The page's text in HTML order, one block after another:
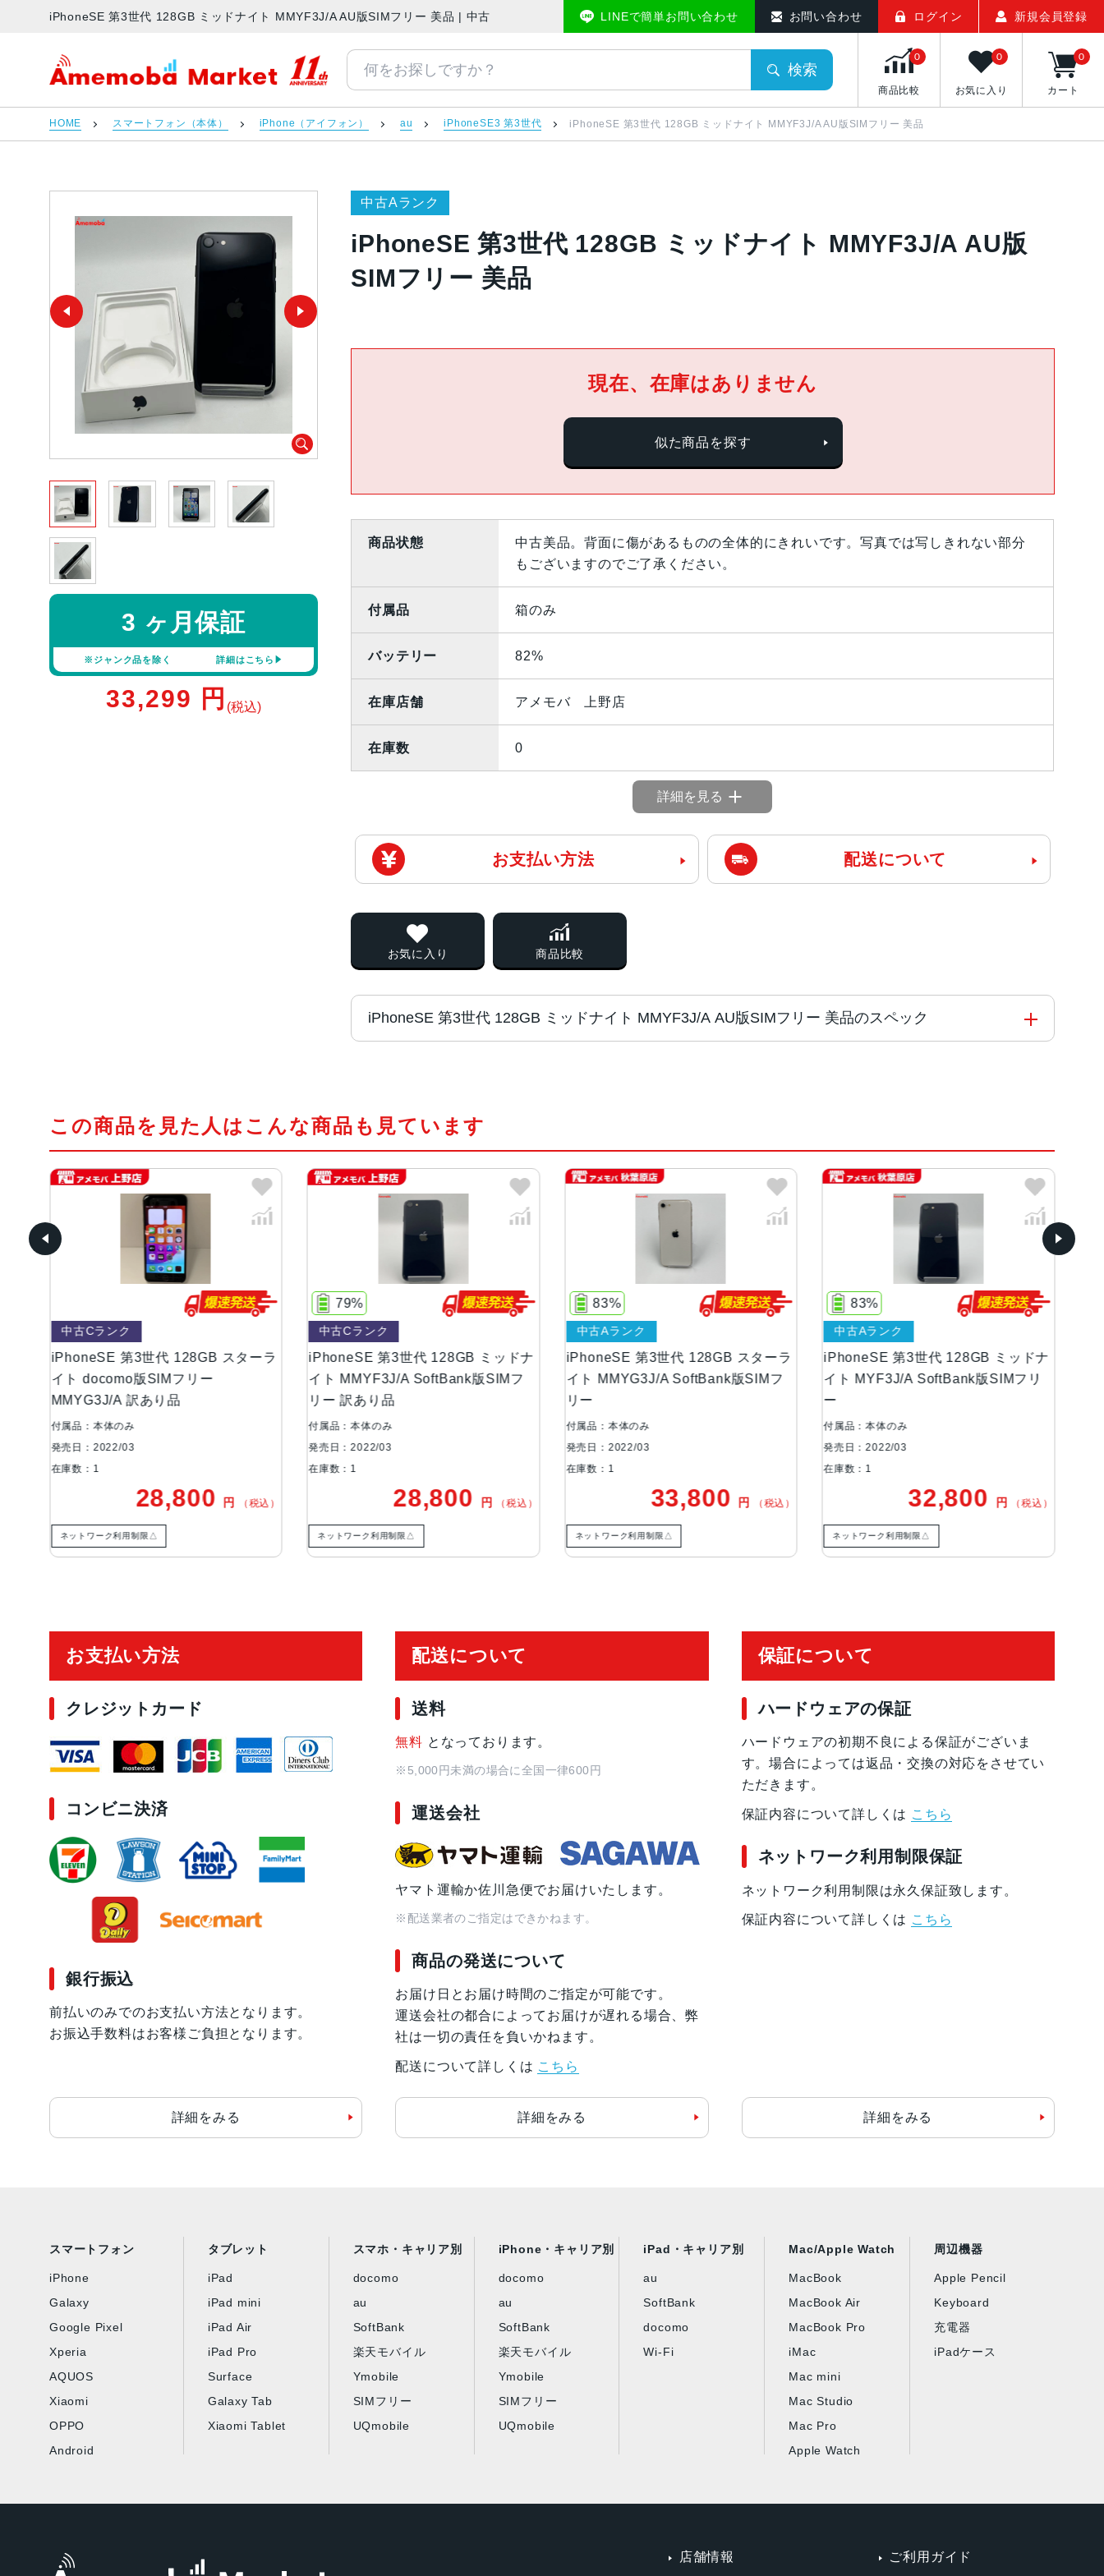
iPhoneSE 第3世代 128GB ミッドナイト MMYF3J/A AU版SIMフリー 美品 | 中古スマホ販売のアメモバマーケット
LINEで簡単お問い合わせ お問い合わせ ログイン 新規会員登録
アメモバマーケット
検索
商品比較
0
お気に入り
0
カート
0
HOME スマートフォン（本体） iPhone（アイフォン） au iPhoneSE3 第3世代 iPhoneSE 第3世代 128GB ミッドナイト MMYF3J/A AU版SIMフリー 美品
中古Aランク
iPhoneSE 第3世代 128GB ミッドナイト MMYF3J/A AU版
SIMフリー 美品
3 ヶ月保証
※ジャンク品を除く 詳細はこちら
33,299 円 (税込)
現在、在庫はありません
似た商品を探す
商品状態
中古美品。背面に傷があるものの全体的にきれいです。写真では写しきれない部分
もございますのでご了承ください。
付属品 箱のみ
バッテリー 82%
在庫店舗 アメモバ 上野店
在庫数 0
詳細を見る
お支払い方法 配送について
お気に入り 商品比較
iPhoneSE 第3世代 128GB ミッドナイト MMYF3J/A AU版SIMフリー 美品のスペック
カラー RED、スターライト、ミッドナイト
容量 64GB、128GB、256GB
サイズ・重さ 138.4×67.3×7.3mm ・144g
液晶
防沫性能、耐水性
能、防塵性能
IEC規格60529にもとづくIP67等級（最大水深1メートルで最大30分間）
カメラ
12MP広角カメラƒ/1.8絞り値最大5倍のデジタルズーム進化したボケ効果と深度コン
トロールが使えるポートレートモード6つのエフェクトを備えたポートレートライテ
ィング（自然光、スタジオ照明、輪郭強調照明、ステージ照明、ステージ照明（モ
ノ）、ハイキー照明（モノ））光学式手ぶれ補正6枚構成のレンズLED True Toneフ
バーFocus Pixelsを使ったオートフォーカス写真とLive Photosの広色域キャプチャ
Deep Fusion写真のスマートHDR 4フォトグラフスタイル高度な赤目修正自動手ぶ
れ補正バーストモード写真へのジオタグ添付画像撮影フォーマット：HEIF、JPEG
この商品を見た人はこんな商品も見ています
128GB スターラ
フリー
iPhoneSE 第3世代 128GB ミッドナ
イト MMYF3J/A SoftBank版SIMフ
リー 訳あり品
79%
28,800
iPhoneSE 第3世代 128GB スターラ
イト MMYG3J/A SoftBank版SIMフ
83%
33,800
iPhoneSE 第3世代 128GB ミッドナ
イト MYF3J/A SoftBank版SIMフリ
83%
32,800
iPhoneSE 第3世代 128GB
イト MMYF3J/A SoftBank
85%
34,300
お支払い方法
クレジットカード
コンビニ決済
銀行振込
前払いのみでのお支払い方法となります。
お振込手数料はお客様ご負担となります。
詳細をみる
配送について
送料
無料 となっております。
※5,000円未満の場合に全国一律600円
運送会社
ヤマト運輸か佐川急便でお届けいたします。
※配送業者のご指定はできかねます。
商品の発送について
お届け日とお届け時間のご指定が可能です。
運送会社の都合によってお届けが遅れる場合、弊
社は一切の責任を負いかねます。
配送について詳しくは こちら
詳細をみる
保証について
ハードウェアの保証
ハードウェアの初期不良による保証がございま
す。場合によっては返品・交換の対応をさせてい
ただきます。
保証内容について詳しくは こちら
ネットワーク利用制限保証
ネットワーク利用制限は永久保証致します。
保証内容について詳しくは こちら
詳細をみる
スマートフォン
iPhone
Galaxy
Google Pixel
Xperia
AQUOS
Xiaomi
OPPO
Android
タブレット
iPad
iPad mini
iPad Air
iPad Pro
Surface
Galaxy Tab
Xiaomi Tablet
スマホ・キャリア別
docomo
au
SoftBank
楽天モバイル
Ymobile
SIMフリー
UQmobile
iPhone・キャリア別
docomo
au
SoftBank
楽天モバイル
Ymobile
SIMフリー
UQmobile
iPad・キャリア別
au
SoftBank
docomo
Wi-Fi
Mac/Apple Watch
MacBook
MacBook Air
MacBook Pro
iMac
Mac mini
Mac Studio
Mac Pro
Apple Watch
周辺機器
Apple Pencil
Keyboard
充電器
iPadケース
店舗情報 ご利用ガイド